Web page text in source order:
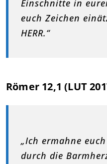
Einschnitte in
euch Zeichen
HERR.“
Römer 12,1 (LUT
„Ich ermahne
durch die